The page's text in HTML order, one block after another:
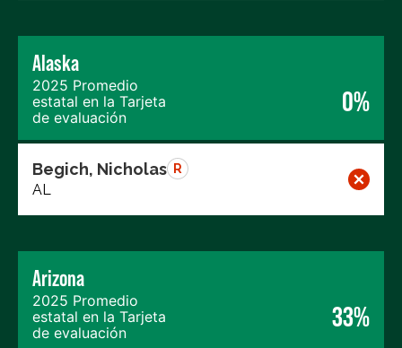
Alaska
2025 Promedio
estatal en la Tarjeta
de evaluación
0%
Begich, Nicholas R
AL
Arizona
2025 Promedio
estatal en la Tarjeta
de evaluación
33%